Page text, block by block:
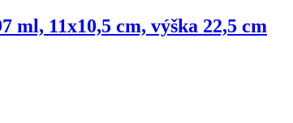
ml, 11x10,5 cm, výška 22,5 cm